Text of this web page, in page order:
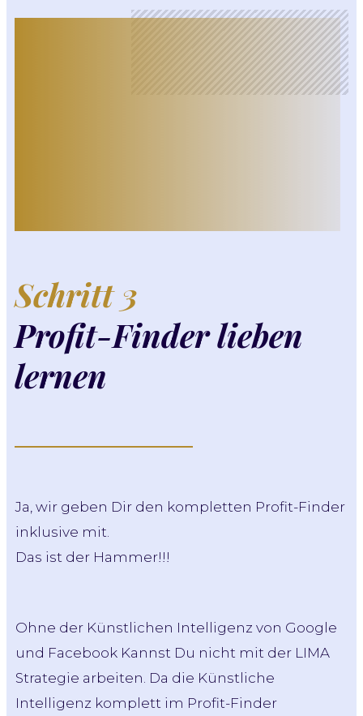
Schritt 3
Profit-Finder lieben
lernen
Ja, wir geben Dir den kompletten Profit-Finder
inklusive mit.
Das ist der Hammer!!!
Ohne der Künstlichen Intelligenz von Google
und Facebook Kannst Du nicht mit der LIMA
Strategie arbeiten. Da die Künstliche
Intelligenz komplett im Profit-Finder